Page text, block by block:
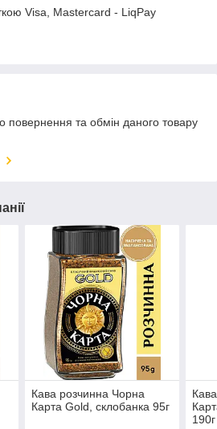
Visa, Mastercard - LiqPay
та обмін даного товару
Кава розчинна Чорна
Карта Gold, склобанка 95г
190г